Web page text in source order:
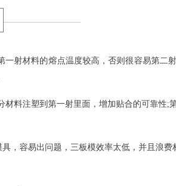
射材料的熔点温度较高，否则很容易第二
料注塑到第一射里面，增加贴合的可靠性;
容易出问题，三板模效率太低，并且浪费